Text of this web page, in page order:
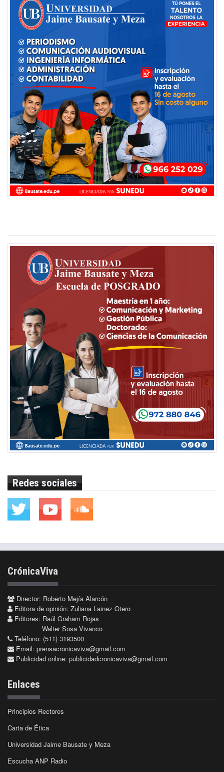
Redes sociales
CrónicaViva
Director: Roberto Mejía Alarcón
Editora de opinión: Zuliana Lainez Otero
Editores: Raúl Graham Rojas
Walter Sosa Vivanco
Teléfono: (511) 3193500
Email: prensacronicaviva@gmail.com
Publicidad online: publicidadcronicaviva@gmail.com
Enlaces
Principios Rectores
Carta de Ética
Universidad Jaime Bausate y Meza
Escucha ANP Radio